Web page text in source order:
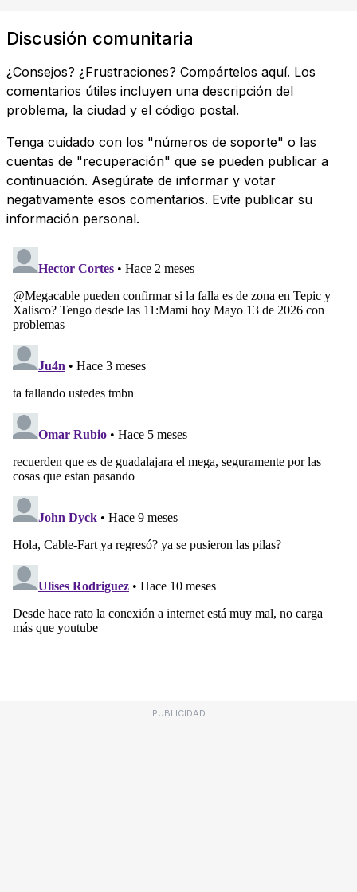
Discusión comunitaria
¿Consejos? ¿Frustraciones? Compártelos aquí. Los
comentarios útiles incluyen una descripción del
problema, la ciudad y el código postal.
Tenga cuidado con los "números de soporte" o las
cuentas de "recuperación" que se pueden publicar a
continuación. Asegúrate de informar y votar
negativamente esos comentarios. Evite publicar su
información personal.
PUBLICIDAD